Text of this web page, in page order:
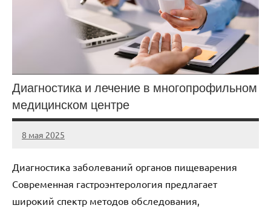
Диагностика и лечение в многопрофильном
медицинском центре
8 мая 2025
Avtor
Нет
Диагностика заболеваний органов пищеварения
Современная гастроэнтерология предлагает
широкий спектр методов обследования,